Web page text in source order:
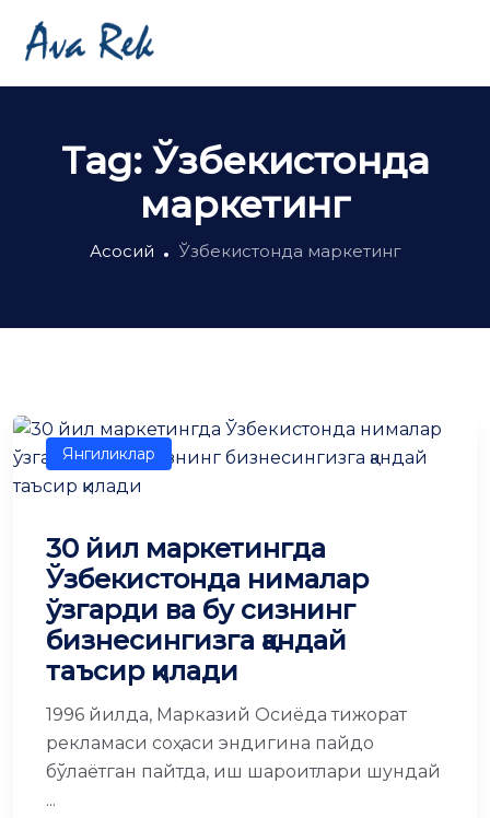
Tag: Ўзбекистонда
маркетинг
Асосий Ўзбекистонда маркетинг
Янгиликлар
30 йил маркетингда
Ўзбекистонда нималар
ўзгарди ва бу сизнинг
бизнесингизга қандай
таъсир қилади
1996 йилда, Марказий Осиёда тижорат
рекламаси соҳаси эндигина пайдо
бўлаётган пайтда, иш шароитлари шундай
...